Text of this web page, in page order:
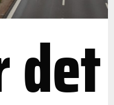
det